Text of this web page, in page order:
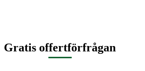
Gratis offertförfrågan